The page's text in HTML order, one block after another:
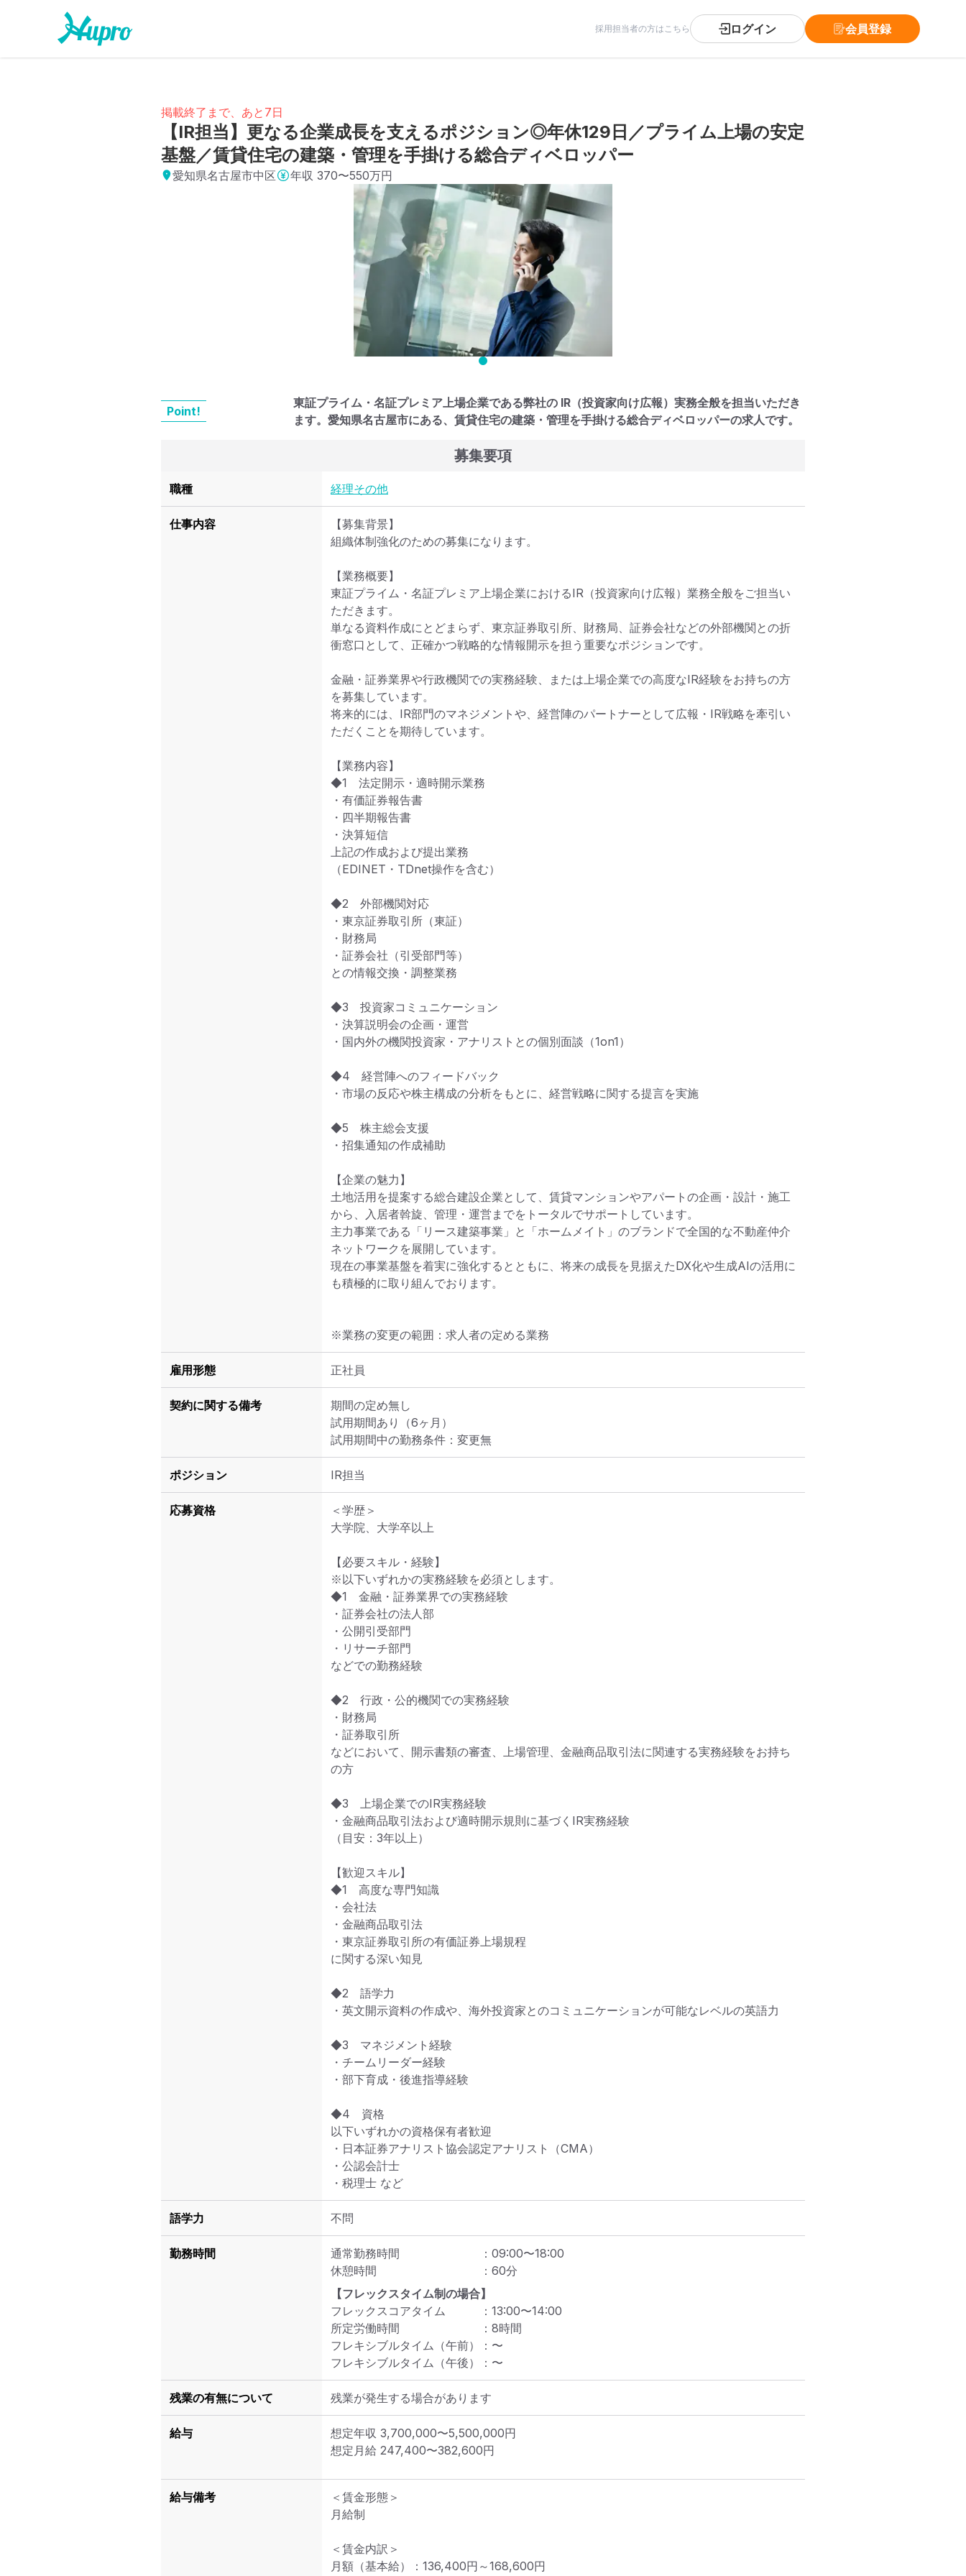
採用担当者の方はこちら ログイン 会員登録
掲載終了まで、あと7日
【IR担当】更なる企業成長を支えるポジション◎年休129日／プライム上場の安定
基盤／賃貸住宅の建築・管理を手掛ける総合ディベロッパー
愛知県名古屋市中区 年収 370〜550万円
Point!
東証プライム・名証プレミア上場企業である弊社の IR（投資家向け広報）実務全般を担当いただき
ます。愛知県名古屋市にある、賃貸住宅の建築・管理を手掛ける総合ディベロッパーの求人です。
募集要項
職種 経理その他
仕事内容
【募集背景】
組織体制強化のための募集になります。
【業務概要】
東証プライム・名証プレミア上場企業におけるIR（投資家向け広報）業務全般をご担当い
ただきます。
単なる資料作成にとどまらず、東京証券取引所、財務局、証券会社などの外部機関との折
衝窓口として、正確かつ戦略的な情報開示を担う重要なポジションです。
金融・証券業界や行政機関での実務経験、または上場企業での高度なIR経験をお持ちの方
を募集しています。
将来的には、IR部門のマネジメントや、経営陣のパートナーとして広報・IR戦略を牽引い
ただくことを期待しています。
【業務内容】
◆1　法定開示・適時開示業務
・有価証券報告書
・四半期報告書
・決算短信
上記の作成および提出業務
（EDINET・TDnet操作を含む）
◆2　外部機関対応
・東京証券取引所（東証）
・財務局
・証券会社（引受部門等）
との情報交換・調整業務
◆3　投資家コミュニケーション
・決算説明会の企画・運営
・国内外の機関投資家・アナリストとの個別面談（1on1）
◆4　経営陣へのフィードバック
・市場の反応や株主構成の分析をもとに、経営戦略に関する提言を実施
◆5　株主総会支援
・招集通知の作成補助
【企業の魅力】
土地活用を提案する総合建設企業として、賃貸マンションやアパートの企画・設計・施工
から、入居者斡旋、管理・運営までをトータルでサポートしています。
主力事業である「リース建築事業」と「ホームメイト」のブランドで全国的な不動産仲介
ネットワークを展開しています。
現在の事業基盤を着実に強化するとともに、将来の成長を見据えたDX化や生成AIの活用に
も積極的に取り組んでおります。
※業務の変更の範囲：求人者の定める業務
雇用形態 正社員
契約に関する備考
期間の定め無し
試用期間あり（6ヶ月）
試用期間中の勤務条件：変更無
ポジション IR担当
応募資格
＜学歴＞
大学院、大学卒以上
【必要スキル・経験】
※以下いずれかの実務経験を必須とします。
◆1　金融・証券業界での実務経験
・証券会社の法人部
・公開引受部門
・リサーチ部門
などでの勤務経験
◆2　行政・公的機関での実務経験
・財務局
・証券取引所
などにおいて、開示書類の審査、上場管理、金融商品取引法に関連する実務経験をお持ち
の方
◆3　上場企業でのIR実務経験
・金融商品取引法および適時開示規則に基づくIR実務経験
（目安：3年以上）
【歓迎スキル】
◆1　高度な専門知識
・会社法
・金融商品取引法
・東京証券取引所の有価証券上場規程
に関する深い知見
◆2　語学力
・英文開示資料の作成や、海外投資家とのコミュニケーションが可能なレベルの英語力
◆3　マネジメント経験
・チームリーダー経験
・部下育成・後進指導経験
◆4　資格
以下いずれかの資格保有者歓迎
・日本証券アナリスト協会認定アナリスト（CMA）
・公認会計士
・税理士 など
語学力 不問
勤務時間 通常勤務時間 ： 09:00〜18:00
休憩時間
： 60分
【フレックスタイム制の場合】
フレックスコアタイム
： 13:00〜14:00
所定労働時間
： 8時間
フレキシブルタイム（午前）
： 〜
フレキシブルタイム（午後）
： 〜
残業の有無について 残業が発生する場合があります
給与 想定年収 3,700,000〜5,500,000円
想定月給 247,400〜382,600円
給与備考
＜賃金形態＞
月給制
＜賃金内訳＞
月額（基本給）：136,400円～168,600円